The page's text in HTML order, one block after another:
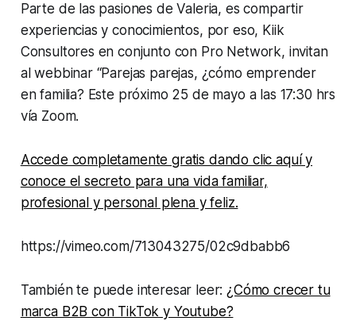
Parte de las pasiones de Valeria, es compartir
experiencias y conocimientos, por eso, Kiik
Consultores en conjunto con Pro Network, invitan
al webbinar “Parejas parejas, ¿cómo emprender
en familia? Este próximo 25 de mayo a las 17:30 hrs
vía Zoom.
Accede completamente gratis dando clic aquí y
conoce el secreto para una vida familiar,
profesional y personal plena y feliz.
https://vimeo.com/713043275/02c9dbabb6
También te puede interesar leer:¿Cómo crecer tu
marca B2B con TikTok y Youtube?